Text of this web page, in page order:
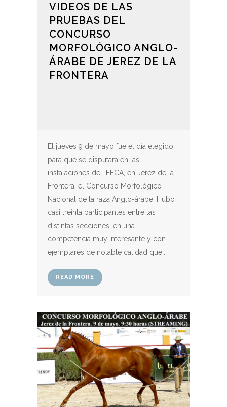
VIDEOS DE LAS
PRUEBAS DEL
CONCURSO
MORFOLÓGICO ANGLO-
ÁRABE DE JEREZ DE LA
FRONTERA
El jueves 9 de mayo fue el día elegido
para que se disputara en las
instalaciones del IFECA, en Jerez de la
Frontera, el Concurso Morfológico
Nacional de la raza Anglo-árabe. Hubo
casi treinta participantes entre las
distintas secciones, en una
competencia muy interesante y con
ejemplares de notable calidad que...
READ MORE